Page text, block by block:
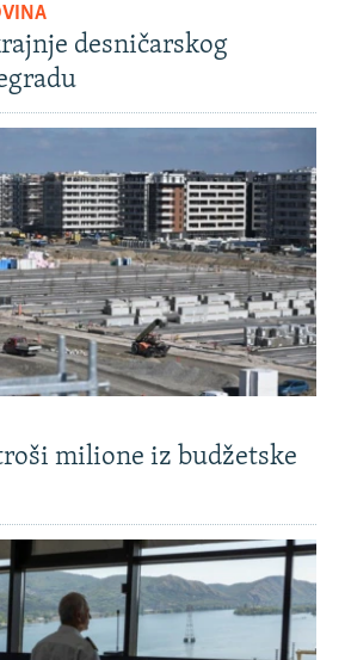
desničarskog
milione iz budžetske